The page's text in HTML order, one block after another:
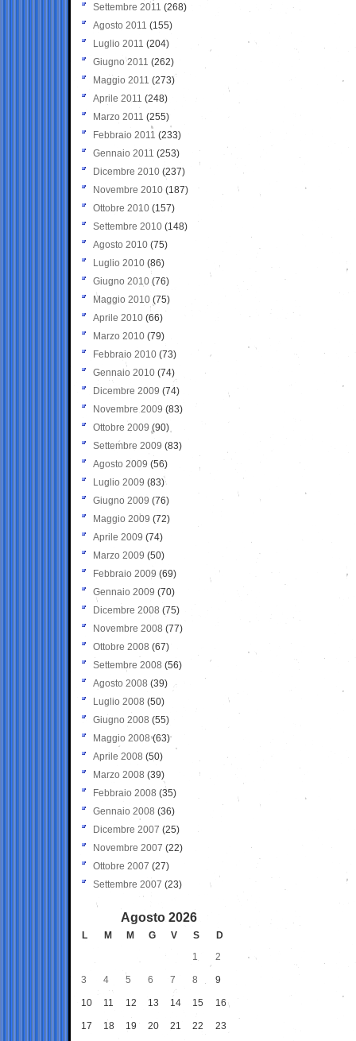
Settembre 2011 (268)
Agosto 2011 (155)
Luglio 2011 (204)
Giugno 2011 (262)
Maggio 2011 (273)
Aprile 2011 (248)
Marzo 2011 (255)
Febbraio 2011 (233)
Gennaio 2011 (253)
Dicembre 2010 (237)
Novembre 2010 (187)
Ottobre 2010 (157)
Settembre 2010 (148)
Agosto 2010 (75)
Luglio 2010 (86)
Giugno 2010 (76)
Maggio 2010 (75)
Aprile 2010 (66)
Marzo 2010 (79)
Febbraio 2010 (73)
Gennaio 2010 (74)
Dicembre 2009 (74)
Novembre 2009 (83)
Ottobre 2009 (90)
Settembre 2009 (83)
Agosto 2009 (56)
Luglio 2009 (83)
Giugno 2009 (76)
Maggio 2009 (72)
Aprile 2009 (74)
Marzo 2009 (50)
Febbraio 2009 (69)
Gennaio 2009 (70)
Dicembre 2008 (75)
Novembre 2008 (77)
Ottobre 2008 (67)
Settembre 2008 (56)
Agosto 2008 (39)
Luglio 2008 (50)
Giugno 2008 (55)
Maggio 2008(63)
Aprile 2008 (50)
Marzo 2008 (39)
Febbraio 2008 (35)
Gennaio 2008 (36)
Dicembre 2007 (25)
Novembre 2007 (22)
Ottobre 2007 (27)
Settembre 2007 (23)
Agosto 2026
L M M G V S
D
1
2
3 4 5 6 7 8 9
10 11 12 13 14 15 16
17 18 19 20 21 22 23